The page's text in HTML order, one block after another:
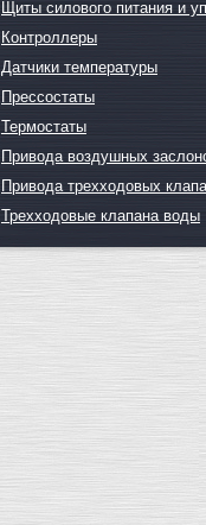
Щиты силового питания и
Контроллеры
Датчики температуры
Прессостаты
Термостаты
Привода воздушных
Привода трехходовых
Трехходовые клапана воды